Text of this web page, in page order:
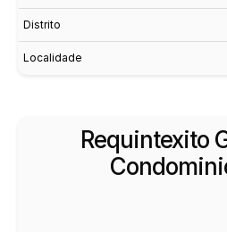
Distrito
Localidade
Requintexito